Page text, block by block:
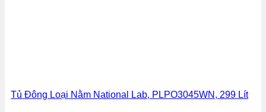
Tủ Đông Loại Nằm National Lab, PLPO3045WN, 299 Lít